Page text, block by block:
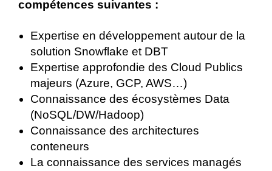
compétences suivantes :
Expertise en développement autour de la
solution Snowflake et DBT
Expertise approfondie des Cloud Publics
majeurs (Azure, GCP, AWS…)
Connaissance des écosystèmes Data
(NoSQL/DW/Hadoop)
Connaissance des architectures
conteneurs
La connaissance des services managés